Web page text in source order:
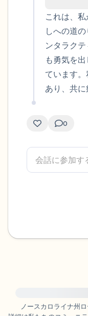
これは、
しへの道
ンタラク
も勇気を
ています
あり、共に
0
ノースカロライナ州